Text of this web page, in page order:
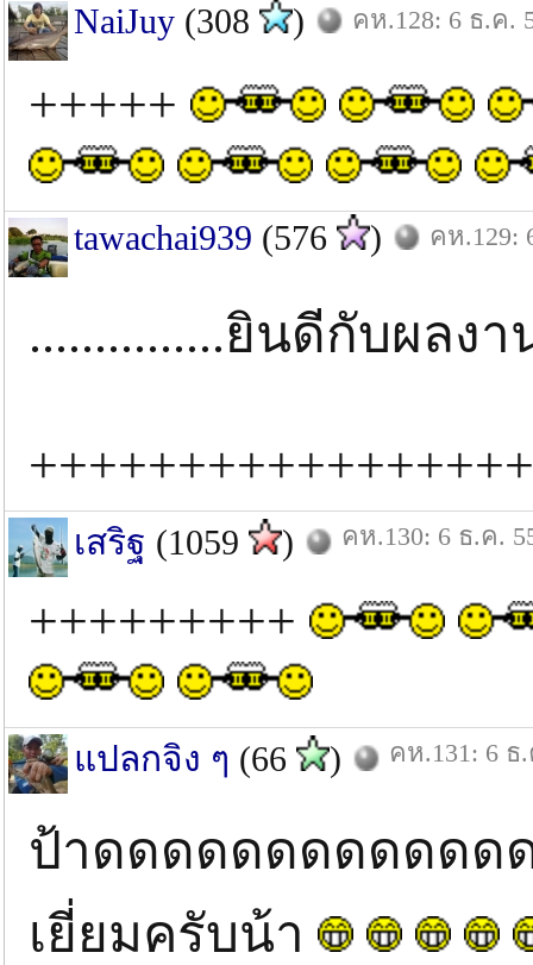
NaiJuy (308 ) คห.128: 6 ธ.ค.
+++++
tawachai939 (576 ) คห.129:
...............ยินดีกับผลง
เสริฐ (1059 ) คห.130: 6 ธ.ค.
+++++++++
แปลกจิง ๆ (66 ) คห.131: 6 ธ
ป้าดดดดดดดดดดดด
เยี่ยมครับน้า